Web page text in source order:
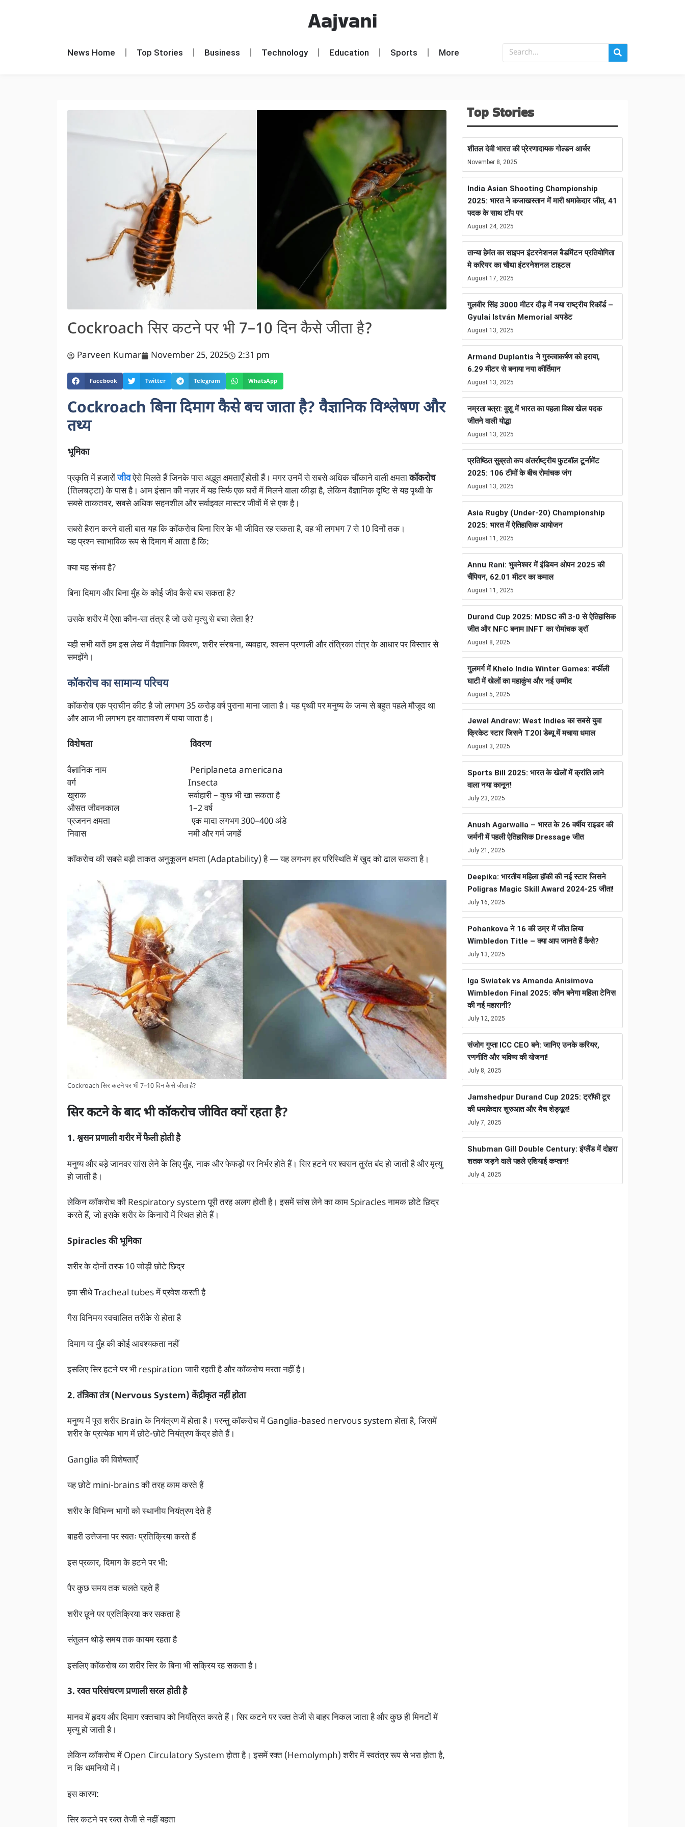
Aajvani
News Home Top Stories Business Technology Education Sports More
Cockroach सिर कटने पर भी 7–10 दिन कैसे जीता है?
Parveen Kumar November 25, 2025 2:31 pm
Facebook Twitter Telegram WhatsApp
Cockroach बिना दिमाग कैसे बच जाता है? वैज्ञानिक विश्लेषण और
तथ्य
भूमिका
प्रकृति में हजारोंजीवऐसे मिलते हैं जिनके पास अद्भुत क्षमताएँ होती हैं। मगर उनमें से सबसे अधिक चौंकाने वाली क्षमताकॉकरोच
(तिलचट्टा) के पास है। आम इंसान की नज़र में यह सिर्फ एक घरों में मिलने वाला कीड़ा है, लेकिन वैज्ञानिक दृष्टि से यह पृथ्वी के
सबसे ताकतवर, सबसे अधिक सहनशील और सर्वाइवल मास्टर जीवों में से एक है।
सबसे हैरान करने वाली बात यह कि कॉकरोच बिना सिर के भी जीवित रह सकता है, वह भी लगभग 7 से 10 दिनों तक।
यह प्रश्न स्वाभाविक रूप से दिमाग में आता है कि:
क्या यह संभव है?
बिना दिमाग और बिना मुँह के कोई जीव कैसे बच सकता है?
उसके शरीर में ऐसा कौन-सा तंत्र है जो उसे मृत्यु से बचा लेता है?
यही सभी बातें हम इस लेख में वैज्ञानिक विवरण, शरीर संरचना, व्यवहार, श्वसन प्रणाली और तंत्रिका तंत्र के आधार पर विस्तार से
समझेंगे।
कॉकरोच का सामान्य परिचय
कॉकरोच एक प्राचीन कीट है जो लगभग 35 करोड़ वर्ष पुराना माना जाता है। यह पृथ्वी पर मनुष्य के जन्म से बहुत पहले मौजूद था
और आज भी लगभग हर वातावरण में पाया जाता है।
विशेषता विवरण
वैज्ञानिक नाम Periplaneta americana
वर्ग Insecta
खुराक सर्वाहारी – कुछ भी खा सकता है
औसत जीवनकाल 1–2 वर्ष
प्रजनन क्षमता एक मादा लगभग 300–400 अंडे
निवास नमी और गर्म जगहें
कॉकरोच की सबसे बड़ी ताकत अनुकूलन क्षमता (Adaptability) है — यह लगभग हर परिस्थिति में खुद को ढाल सकता है।
Cockroach सिर कटने पर भी 7–10 दिन कैसे जीता है?
सिर कटने के बाद भी कॉकरोच जीवित क्यों रहता है?
1. श्वसन प्रणाली शरीर में फैली होती है
मनुष्य और बड़े जानवर सांस लेने के लिए मुँह, नाक और फेफड़ों पर निर्भर होते हैं। सिर हटने पर श्वसन तुरंत बंद हो जाती है और मृत्यु
हो जाती है।
लेकिन कॉकरोच की Respiratory system पूरी तरह अलग होती है। इसमें सांस लेने का काम Spiracles नामक छोटे छिद्र
करते हैं, जो इसके शरीर के किनारों में स्थित होते हैं।
Spiracles की भूमिका
शरीर के दोनों तरफ 10 जोड़ी छोटे छिद्र
हवा सीधे Tracheal tubes में प्रवेश करती है
गैस विनिमय स्वचालित तरीके से होता है
दिमाग या मुँह की कोई आवश्यकता नहीं
इसलिए सिर हटने पर भी respiration जारी रहती है और कॉकरोच मरता नहीं है।
2. तंत्रिका तंत्र (Nervous System) केंद्रीकृत नहीं होता
मनुष्य में पूरा शरीर Brain के नियंत्रण में होता है। परन्तु कॉकरोच में Ganglia-based nervous system होता है, जिसमें
शरीर के प्रत्येक भाग में छोटे-छोटे नियंत्रण केंद्र होते हैं।
Ganglia की विशेषताएँ
यह छोटे mini-brains की तरह काम करते हैं
शरीर के विभिन्न भागों को स्थानीय नियंत्रण देते हैं
बाहरी उत्तेजना पर स्वतः प्रतिक्रिया करते हैं
इस प्रकार, दिमाग के हटने पर भी:
पैर कुछ समय तक चलते रहते हैं
शरीर छूने पर प्रतिक्रिया कर सकता है
संतुलन थोड़े समय तक कायम रहता है
इसलिए कॉकरोच का शरीर सिर के बिना भी सक्रिय रह सकता है।
3. रक्त परिसंचरण प्रणाली सरल होती है
मानव में हृदय और दिमाग रक्तचाप को नियंत्रित करते हैं। सिर कटने पर रक्त तेजी से बाहर निकल जाता है और कुछ ही मिनटों में
मृत्यु हो जाती है।
लेकिन कॉकरोच में Open Circulatory System होता है। इसमें रक्त (Hemolymph) शरीर में स्वतंत्र रूप से भरा होता है,
न कि धमनियों में।
इस कारण:
सिर कटने पर रक्त तेजी से नहीं बहता
Top Stories
शीतल देवी भारत की प्रेरणादायक गोल्डन आर्चर
November 8, 2025
India Asian Shooting Championship
2025: भारत ने कजाखस्तान में मारी धमाकेदार जीत, 41
पदक के साथ टॉप पर
August 24, 2025
तान्या हेमंत का साइपन इंटरनेशनल बैडमिंटन प्रतियोगिता
मे करियर का चौथा इंटरनेशनल टाइटल
August 17, 2025
गुलवीर सिंह 3000 मीटर दौड़ में नया राष्ट्रीय रिकॉर्ड –
Gyulai István Memorial अपडेट
August 13, 2025
Armand Duplantis ने गुरुत्वाकर्षण को हराया,
6.29 मीटर से बनाया नया कीर्तिमान
August 13, 2025
नम्रता बत्रा: वुशु में भारत का पहला विश्व खेल पदक
जीतने वाली योद्धा
August 13, 2025
प्रतिष्ठित सुब्रतो कप अंतर्राष्ट्रीय फुटबॉल टूर्नामेंट
2025: 106 टीमों के बीच रोमांचक जंग
August 13, 2025
Asia Rugby (Under-20) Championship
2025: भारत में ऐतिहासिक आयोजन
August 11, 2025
Annu Rani: भुवनेश्वर में इंडियन ओपन 2025 की
चैंपियन, 62.01 मीटर का कमाल
August 11, 2025
Durand Cup 2025: MDSC की 3-0 से ऐतिहासिक
जीत और NFC बनाम INFT का रोमांचक ड्रॉ
August 8, 2025
गुलमर्ग में Khelo India Winter Games: बर्फीली
घाटी में खेलों का महाकुंभ और नई उम्मीद
August 5, 2025
Jewel Andrew: West Indies का सबसे युवा
क्रिकेट स्टार जिसने T20I डेब्यू में मचाया धमाल
August 3, 2025
Sports Bill 2025: भारत के खेलों में क्रांति लाने
वाला नया कानून!
July 23, 2025
Anush Agarwalla – भारत के 26 वर्षीय राइडर की
जर्मनी में पहली ऐतिहासिक Dressage जीत
July 21, 2025
Deepika: भारतीय महिला हॉकी की नई स्टार जिसने
Poligras Magic Skill Award 2024-25 जीता!
July 16, 2025
Pohankova ने 16 की उम्र में जीत लिया
Wimbledon Title – क्या आप जानते हैं कैसे?
July 13, 2025
Iga Swiatek vs Amanda Anisimova
Wimbledon Final 2025: कौन बनेगा महिला टेनिस
की नई महारानी?
July 12, 2025
संजोग गुप्ता ICC CEO बने: जानिए उनके करियर,
रणनीति और भविष्य की योजना!
July 8, 2025
Jamshedpur Durand Cup 2025: ट्रॉफी टूर
की धमाकेदार शुरुआत और मैच शेड्यूल!
July 7, 2025
Shubman Gill Double Century: इंग्लैंड में दोहरा
शतक जड़ने वाले पहले एशियाई कप्तान!
July 4, 2025